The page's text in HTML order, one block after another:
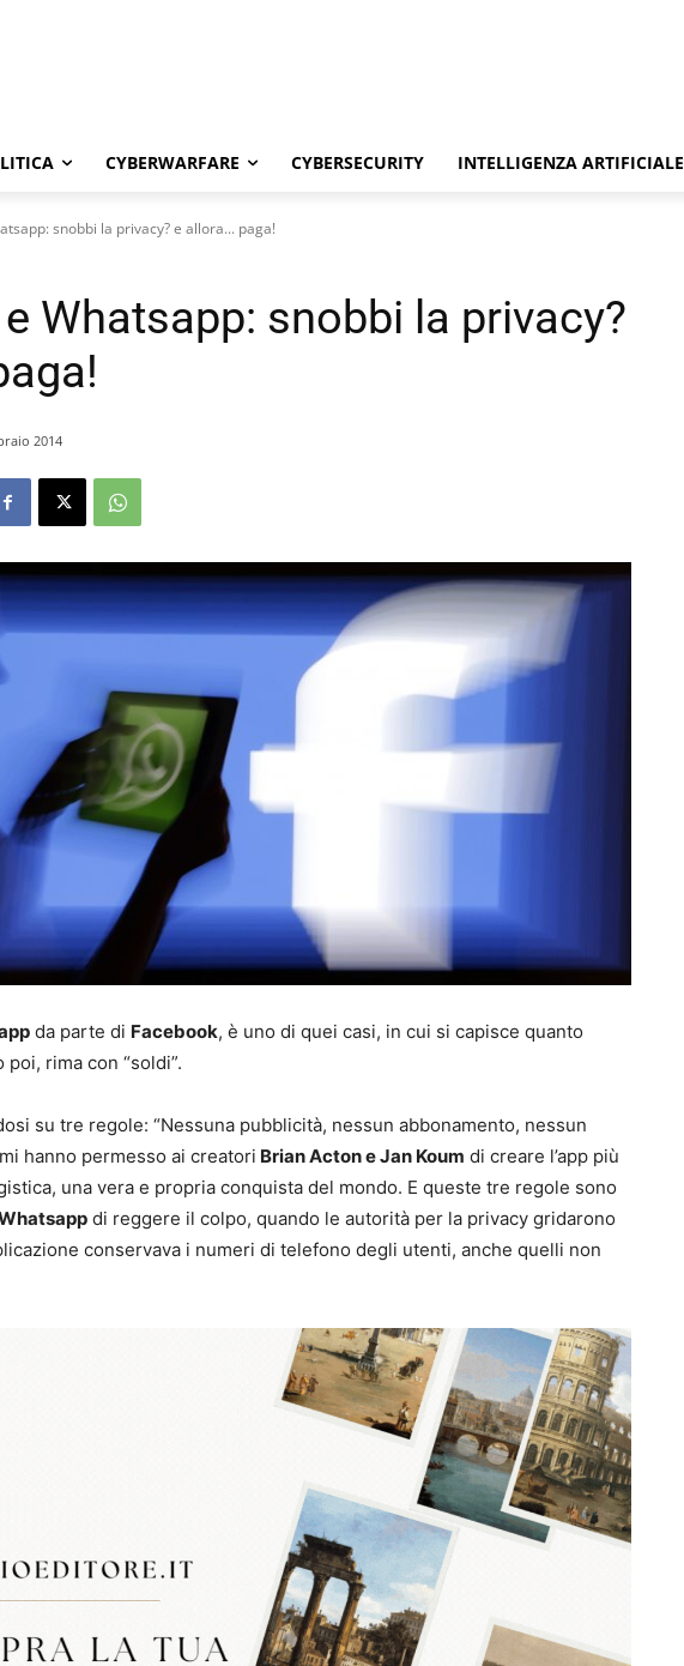
CYBERWARFARE CYBERSECURITY INTELLIGENZA ARTIFICIALE
snobbi la privacy? e allora... paga!
Whatsapp: snobbi la privacy?
2014
da parte di Facebook, è uno di quei casi, in cui si capisce quanto
poi, rima con “soldi”.
su tre regole: “Nessuna pubblicità, nessun abbonamento, nessun
hanno permesso ai creatori Brian Acton e Jan Koum di creare l’app più
una vera e propria conquista del mondo. E queste tre regole sono
di reggere il colpo, quando le autorità per la privacy gridarono
conservava i numeri di telefono degli utenti, anche quelli non